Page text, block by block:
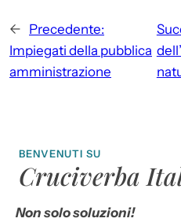
← Precedente:
Impiegati della pubblica
amministrazione
BENVENUTI SU
Cruciverba
Non solo soluzioni!